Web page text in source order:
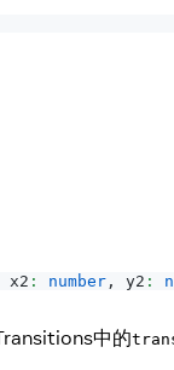
x2 : number , y2 :
中的